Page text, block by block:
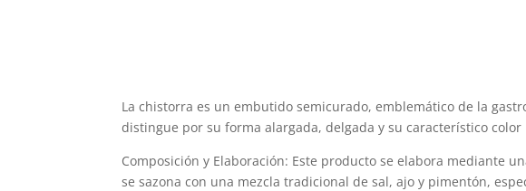
La chistorra es un embutido semicurado, emblemático de la
distingue por su forma alargada, delgada y su característico
Composición y Elaboración: Este producto se elabora mediante
se sazona con una mezcla tradicional de sal, ajo y pimentón,